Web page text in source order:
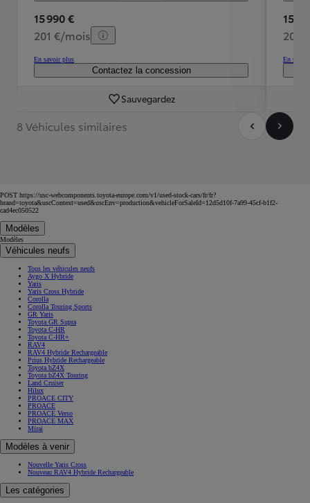
15 990 €
201 €/mois
En savoir plus
Contactez la concession
Sauvegardez
15
208
En
8 Véhicules similaires
POST https://usc-webcomponents.toyota-europe.com/v1/used-stock-cars/fr/fr?
brand=toyota&uscContext=used&uscEnv=production&vehicleForSaleId=12d5d10f-7a99-45cf-b1f2-
cad4ec050522
Modèles
Modèles
Véhicules neufs
Tous les véhicules neufs
Aygo X Hybride
Yaris
Yaris Cross Hybride
Corolla
Corolla Touring Sports
GR Yaris
Toyota GR Supra
Toyota C-HR
Toyota C-HR+
RAV4
RAV4 Hybride Rechargeable
Prius Hybride Rechargeable
Toyota bZ4X
Toyota bZ4X Touring
Land Cruiser
Hilux
PROACE CITY
PROACE
PROACE Verso
PROACE MAX
Mirai
Modèles à venir
Nouvelle Yaris Cross
Nouveau RAV4 Hybride Rechargeable
Les catégories